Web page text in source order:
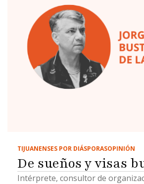
TIJUANENSES POR DIÁSPORASOPINIÓN
De sueños y visas
Intérprete, consultor de